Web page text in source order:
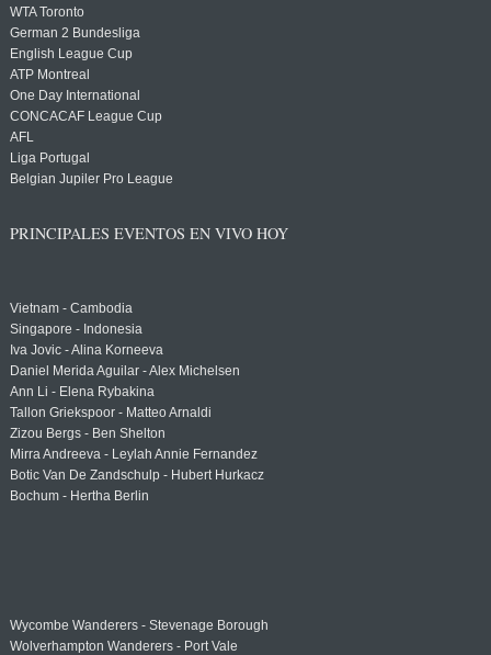
WTA Toronto
German 2 Bundesliga
English League Cup
ATP Montreal
One Day International
CONCACAF League Cup
AFL
Liga Portugal
Belgian Jupiler Pro League
PRINCIPALES EVENTOS EN VIVO HOY
Vietnam - Cambodia
Singapore - Indonesia
Iva Jovic - Alina Korneeva
Daniel Merida Aguilar - Alex Michelsen
Ann Li - Elena Rybakina
Tallon Griekspoor - Matteo Arnaldi
Zizou Bergs - Ben Shelton
Mirra Andreeva - Leylah Annie Fernandez
Botic Van De Zandschulp - Hubert Hurkacz
Bochum - Hertha Berlin
Wycombe Wanderers - Stevenage Borough
Wolverhampton Wanderers - Port Vale